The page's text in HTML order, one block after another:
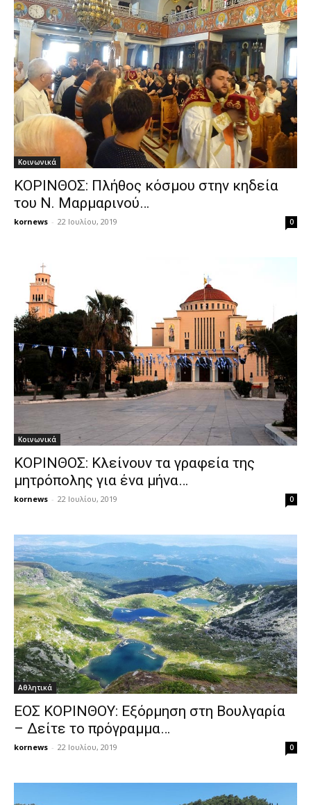
Κοινωνικά
ΚΟΡΙΝΘΟΣ: Πλήθος κόσμου στην κηδεία
του Ν. Μαρμαρινού…
kornews - 22 Ιουλίου, 2019 0
Κοινωνικά
ΚΟΡΙΝΘΟΣ: Κλείνουν τα γραφεία της
μητρόπολης για ένα μήνα…
kornews - 22 Ιουλίου, 2019 0
Αθλητικά
ΕΟΣ ΚΟΡΙΝΘΟΥ: Εξόρμηση στη Βουλγαρία
– Δείτε το πρόγραμμα…
kornews - 22 Ιουλίου, 2019 0